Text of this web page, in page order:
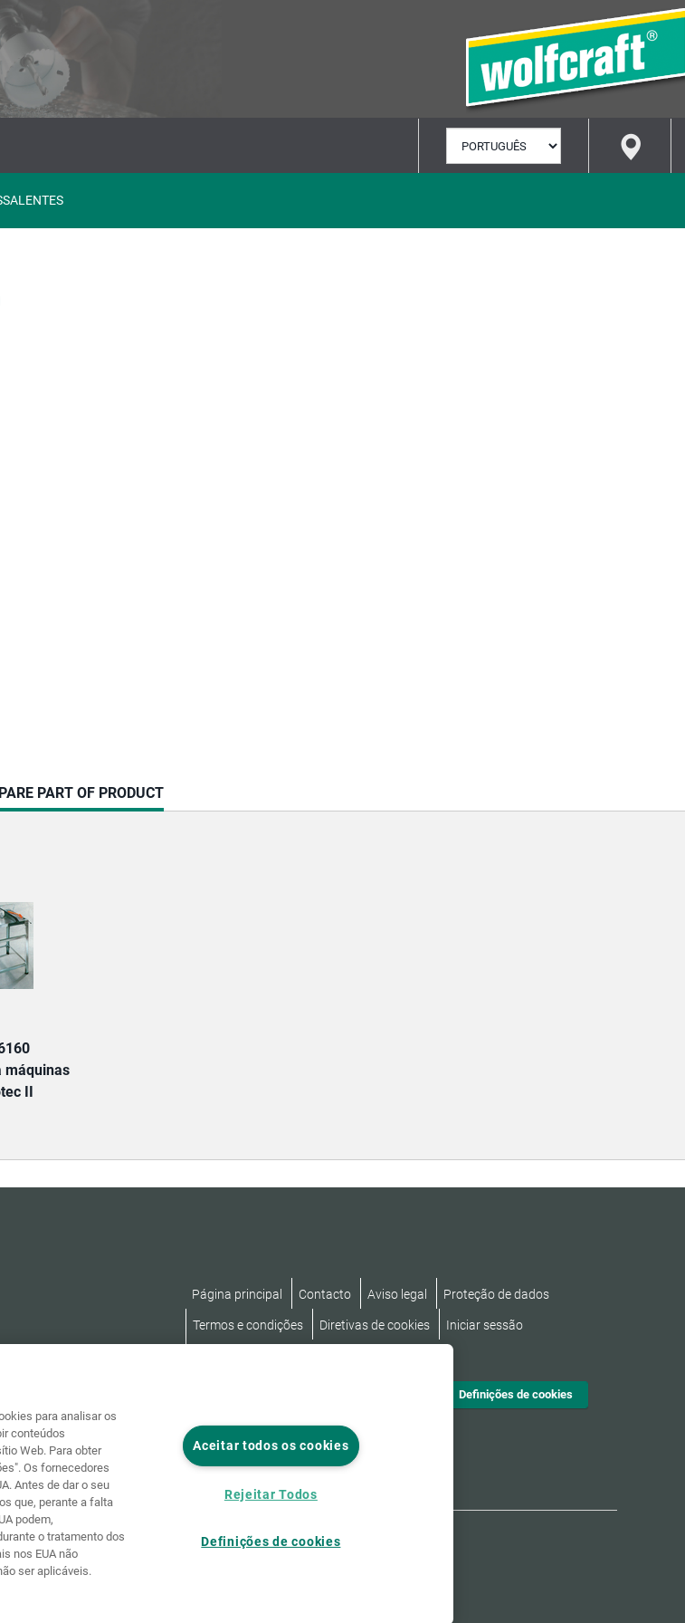
IDIOMA
PART OF PRODUCT
máquinas
II
Página principal Contacto Aviso legal Proteção de dados
Termos e condições Diretivas de cookies Iniciar sessão
Definições de cookies
para analisar os
conteúdos
Web. Para obter
Os fornecedores
Antes de dar o seu
que, perante a falta
podem,
o tratamento dos
nos EUA não
ser aplicáveis.
Aceitar todos os cookies
Rejeitar Todos
Definições de cookies